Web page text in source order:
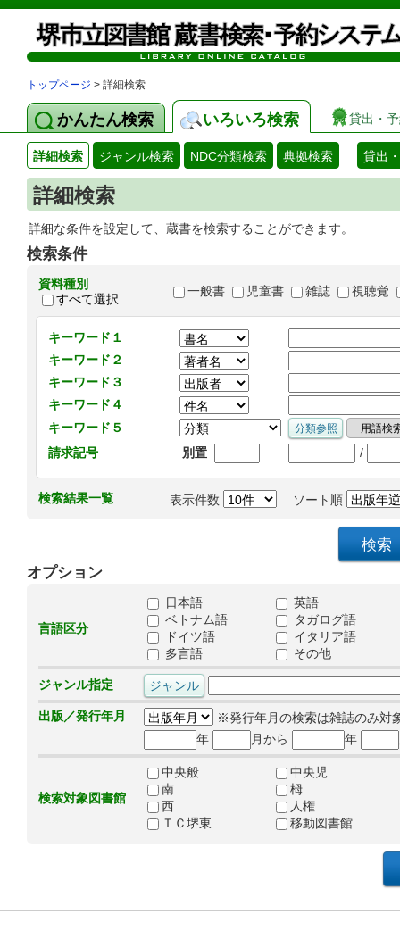
トップページ > 詳細検索
かんたん検索 いろいろ検索 貸出・
詳細検索 ジャンル検索 NDC分類検索 典拠検索 貸出
詳細検索
詳細な条件を設定して、蔵書を検索することができます。
検索条件
資料種別
すべて選択
一般書 児童書 雑誌 視聴覚
キーワード１
キーワード２
キーワード３
キーワード４
キーワード５
請求記号
別置 /
検索結果一覧 表示件数 ソート順
オプション
言語区分
日本語
英語
ベトナム語
タガログ語
ドイツ語
イタリア語
多言語
その他
ジャンル指定
出版／発行年月
※発行年月の検索は雑誌のみ対
年
月から 年
検索対象図書館
中央般
中央児
南
栂
西
人権
ＴＣ堺東
移動図書館